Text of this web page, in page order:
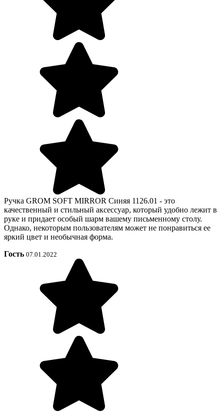
Ручка GROM SOFT MIRROR Синяя 1126.01 - это
качественный и стильный аксессуар, который удобно лежит в
руке и придает особый шарм вашему письменному столу.
Однако, некоторым пользователям может не понравиться ее
яркий цвет и необычная форма.
Гость 07.01.2022